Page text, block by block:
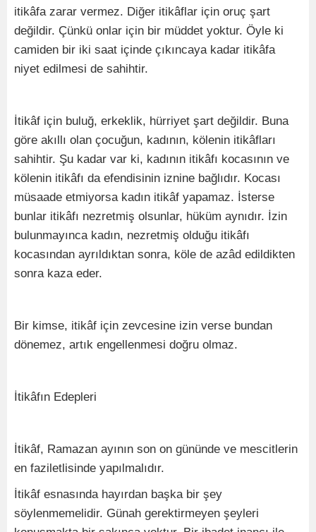
itikâfa zarar vermez. Diğer itikâflar için oruç şart
değildir. Çünkü onlar için bir müddet yoktur. Öyle ki
camiden bir iki saat içinde çıkıncaya kadar itikâfa
niyet edilmesi de sahihtir.
İtikâf için buluğ, erkeklik, hürriyet şart değildir. Buna
göre akıllı olan çocuğun, kadının, kölenin itikâfları
sahihtir. Şu kadar var ki, kadının itikâfı kocasının ve
kölenin itikâfı da efendisinin iznine bağlıdır. Kocası
müsaade etmiyorsa kadın itikâf yapamaz. İsterse
bunlar itikâfı nezretmiş olsunlar, hüküm aynıdır. İzin
bulunmayınca kadın, nezretmiş olduğu itikâfı
kocasından ayrıldıktan sonra, köle de azâd edildikten
sonra kaza eder.
Bir kimse, itikâf için zevcesine izin verse bundan
dönemez, artık engellenmesi doğru olmaz.
İtikâfın Edepleri
İtikâf, Ramazan ayının son on gününde ve mescitlerin
en faziletlisinde yapılmalıdır.
İtikâf esnasında hayırdan başka bir şey
söylenmemelidir. Günah gerektirmeyen şeyleri